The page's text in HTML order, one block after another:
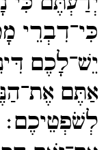
כִּי־​דִבְרֵי
יֵשׁ־​לָכֶם
אַתֶּם